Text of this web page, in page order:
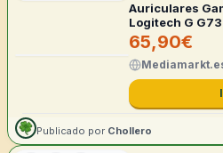
Auriculares
Logitech G
65,90€
Publicado por Chollero